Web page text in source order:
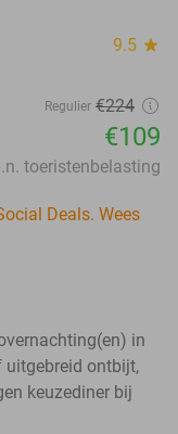
9.5 star
Regulier €224
€109
toeristenbelasting
Deals. Wees
in
uitgebreid ontbijt,
keuzediner bij